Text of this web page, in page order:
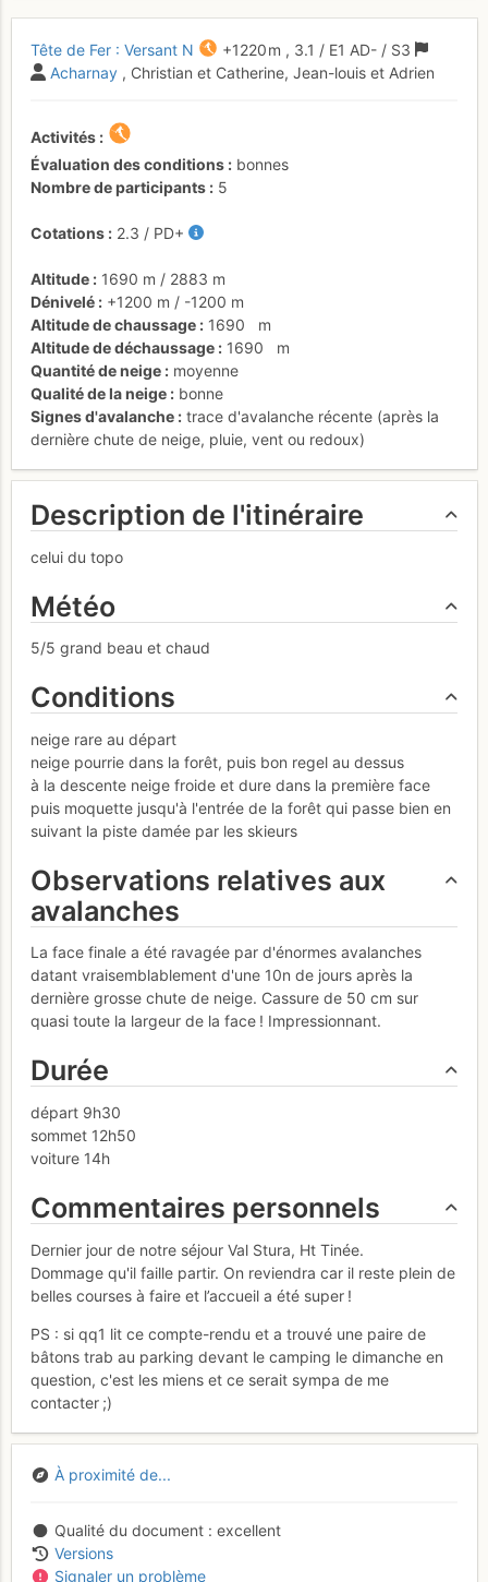
Tête de Fer : Versant N +1220 m , 3.1 / E1 AD- / S3
Acharnay , Christian et Catherine, Jean-louis et Adrien
Activités
Évaluation des conditions
bonnes
Nombre de participants
5
Cotations 2.3 / PD+
Altitude 1690 m / 2883 m
Dénivelé
+1200 m / -1200 m
Altitude de chaussage
1690
m
Altitude de déchaussage
1690
m
Quantité de neige
moyenne
Qualité de la neige
bonne
Signes d'avalanche
trace d'avalanche récente (après la
dernière chute de neige, pluie, vent ou redoux)
Description de l'itinéraire
celui du topo
Météo
5/5 grand beau et chaud
Conditions
neige rare au départ
neige pourrie dans la forêt, puis bon regel au dessus
à la descente neige froide et dure dans la première face
puis moquette jusqu'à l'entrée de la forêt qui passe bien en
suivant la piste damée par les skieurs
Observations relatives aux
avalanches
La face finale a été ravagée par d'énormes avalanches
datant vraisemblablement d'une 10n de jours après la
dernière grosse chute de neige. Cassure de 50 cm sur
quasi toute la largeur de la face ! Impressionnant.
Durée
départ 9h30
sommet 12h50
voiture 14h
Commentaires personnels
Dernier jour de notre séjour Val Stura, Ht Tinée.
Dommage qu'il faille partir. On reviendra car il reste plein de
belles courses à faire et l’accueil a été super !
PS : si qq1 lit ce compte-rendu et a trouvé une paire de
bâtons trab au parking devant le camping le dimanche en
question, c'est les miens et ce serait sympa de me
contacter ;)
À proximité de...
Qualité du document
excellent
Versions
Signaler un problème